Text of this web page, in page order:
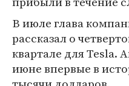
В июле глава
рассказал о
квартале для Tesla.
июне впервые в